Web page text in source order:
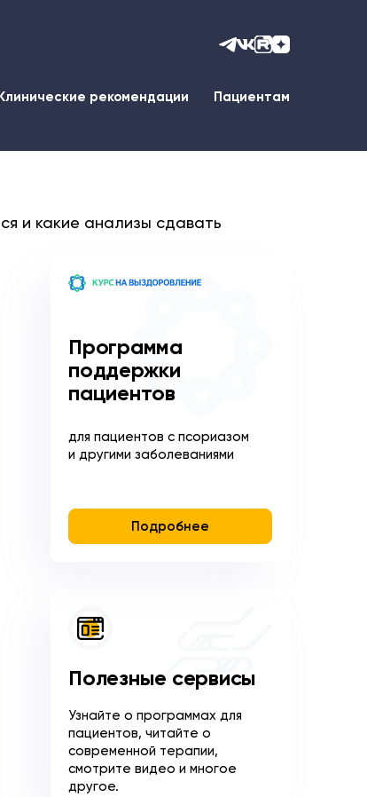
Клинические рекомендации Пациентам
и какие анализы сдавать
Программа
поддержки
пациентов
для пациентов с псориазом
и другими заболеваниями
Подробнее
Полезные сервисы
Узнайте о программах для
пациентов, читайте о
современной терапии,
смотрите видео и многое
другое.